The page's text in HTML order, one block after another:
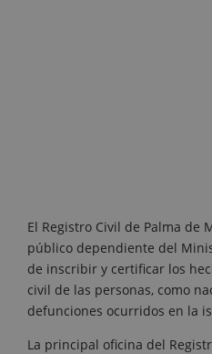
El Registro Civil de Palma de
público dependiente del
de inscribir y certificar los
civil de las personas, como
defunciones ocurridos en la
La principal oficina del